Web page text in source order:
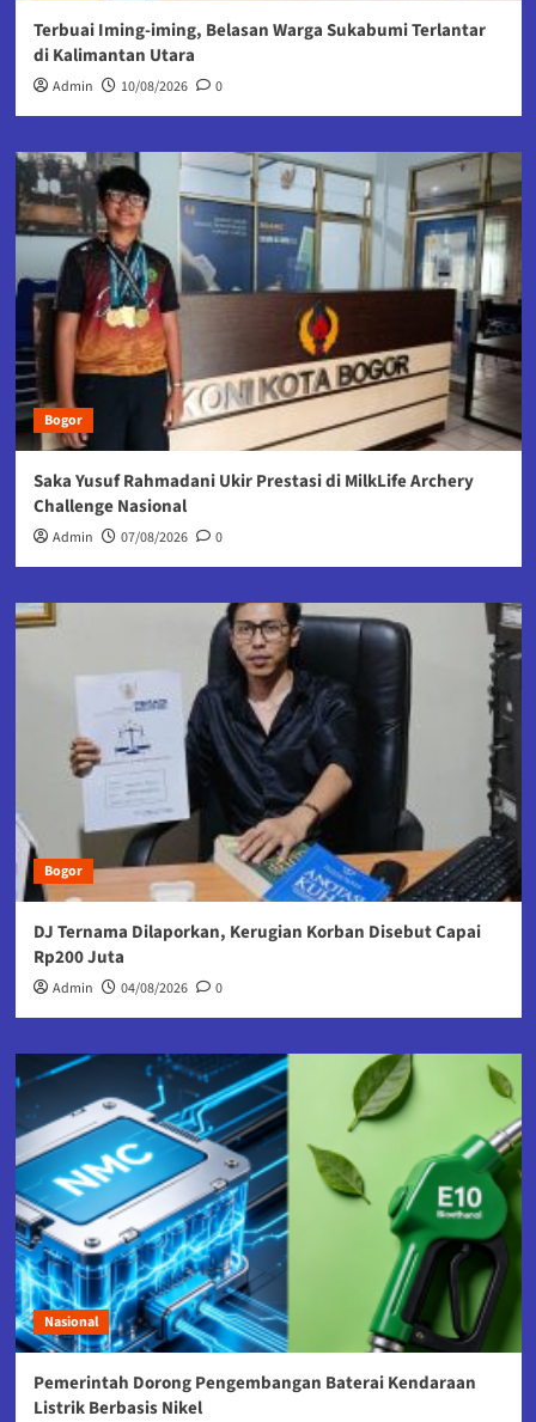
Terbuai Iming-iming, Belasan Warga Sukabumi Terlantar
di Kalimantan Utara
Admin 10/08/2026 0
Bogor
Saka Yusuf Rahmadani Ukir Prestasi di MilkLife Archery
Challenge Nasional
Admin 07/08/2026 0
Bogor
DJ Ternama Dilaporkan, Kerugian Korban Disebut Capai
Rp200 Juta
Admin 04/08/2026 0
Nasional
Pemerintah Dorong Pengembangan Baterai Kendaraan
Listrik Berbasis Nikel